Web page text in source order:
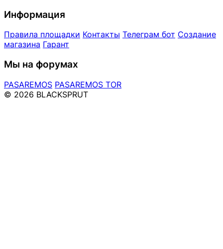
Информация
Правила площадки Контакты Телеграм бот Создание
магазина Гарант
Мы на форумах
PASAREMOS PASAREMOS TOR
© 2026 BLACKSPRUT